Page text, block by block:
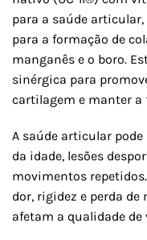
para a saúde
para a formação de
manganês e o boro.
sinérgica para
cartilagem e manter a
A saúde articular
da idade, lesões
movimentos
dor, rigidez e perda
afetam a qualidade de